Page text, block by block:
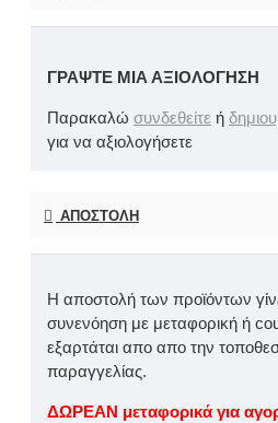
ΓΡΆΨΤΕ ΜΙΑ ΑΞΙΟΛΌΓΗΣΗ
Παρακαλώ συνδεθείτε ή
για να αξιολογήσετε
ΑΠΟΣΤΟΛΉ
Η αποστολή των προϊόντων
συνενόηση με μεταφορική ή
εξαρτάται απο απο την
παραγγελίας.
ΔΩΡΕΑΝ μεταφορικά για